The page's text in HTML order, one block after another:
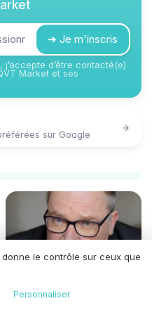
➔ Je m'inscris
d’être contacté(e)
Market et ses
sur Google
le contrôle sur ceux que
Personnaliser